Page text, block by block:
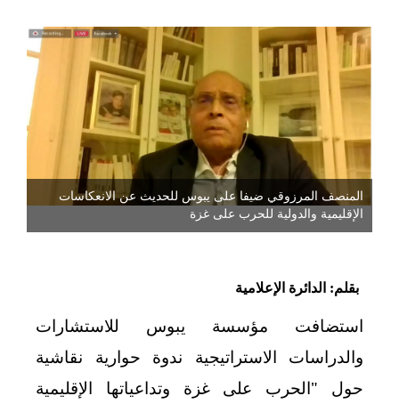
المنصف المرزوقي ضيفا على يبوس للحديث عن الانعكاسات
الإقليمية والدولية للحرب على غزة
بقلم: الدائرة الإعلامية
استضافت مؤسسة يبوس للاستشارات
والدراسات الاستراتيجية ندوة حوارية نقاشية
حول "الحرب على غزة وتداعياتها الإقليمية